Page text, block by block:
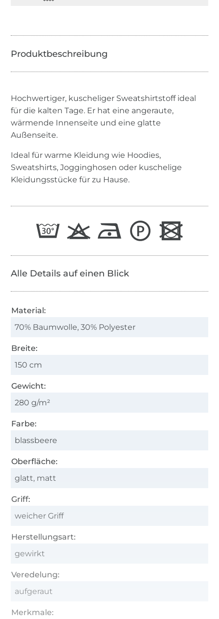
Hochwertiger, kuscheliger Sweatshirtstoff ideal
für die kalten Tage. Er hat eine angeraute,
wärmende Innenseite und eine glatte
Außenseite.
Ideal für warme Kleidung wie Hoodies,
Sweatshirts, Jogginghosen oder kuschelige
Kleidungsstücke für zu Hause.
Alle Details auf einen Blick
Material:
70% Baumwolle, 30% Polyester
Breite:
150 cm
Gewicht:
280 g/m²
Farbe:
blassbeere
Oberfläche:
glatt, matt
Griff:
weicher Griff
Herstellungsart:
gewirkt
Veredelung:
aufgeraut
Merkmale: